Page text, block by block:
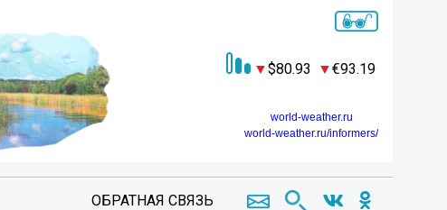
80.93 93.19
world-weather.ru
world-weather.ru/informers/
ОБРАТНАЯ СВЯЗЬ